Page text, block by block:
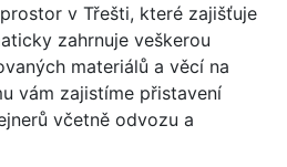
v Třešti, které zajišťuje
zahrnuje veškerou
materiálů a věcí na
vám zajistíme přistavení
včetně odvozu a